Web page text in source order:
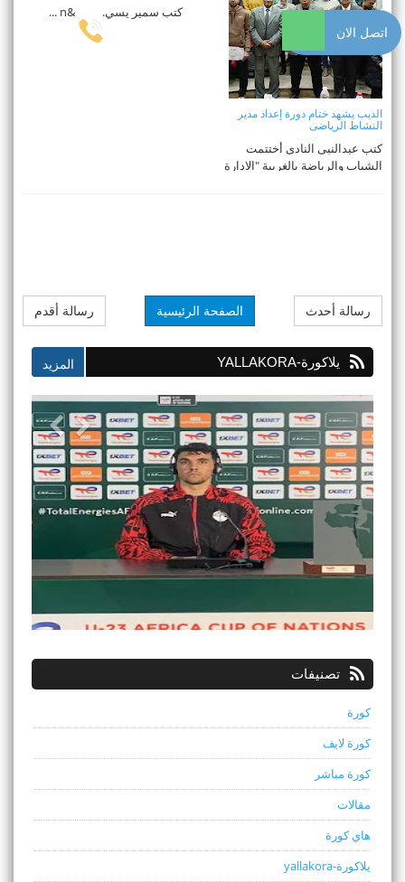
الديب يشهد ختام دورة إعداد مدير
النشاط الرياضى
كتب عبدالنبى النادى أختتمت
الشباب والرياضة بالغربية "الادارة
كتب سمير يسي. &n ...
رسالة أحدث رسالة أقدم الصفحة الرئيسية
يلاكورة-YALLAKORA
تصنيفات
كورة
كورة لايف
كورة مباشر
مقالات
هاي كورة
يلاكورة-yallakora
اتصل الان